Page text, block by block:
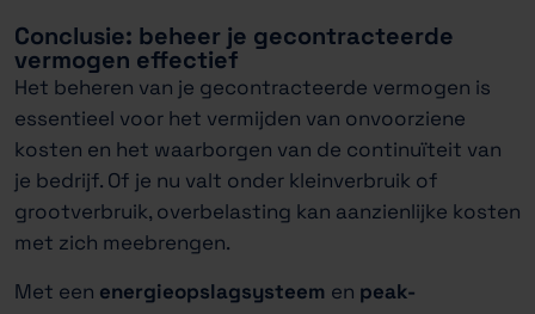
Conclusie: beheer je gecontracteerde
vermogen effectief
Het beheren van je gecontracteerde vermogen is
essentieel voor het vermijden van onvoorziene
kosten en het waarborgen van de continuïteit van
je bedrijf. Of je nu valt onder kleinverbruik of
grootverbruik, overbelasting kan aanzienlijke kosten
met zich meebrengen.
Met een energieopslagsysteem en peak-